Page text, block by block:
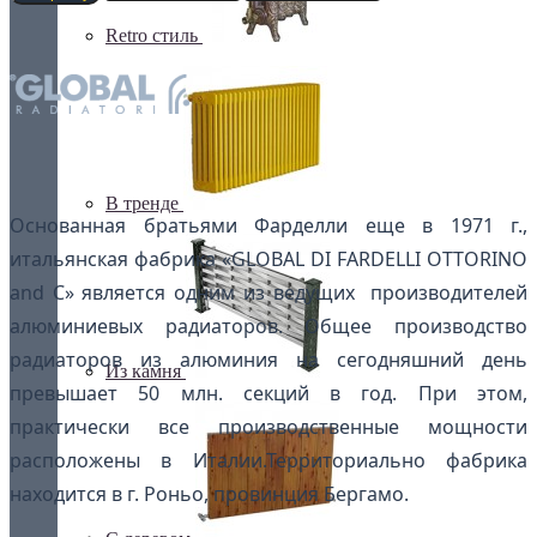
Retro стиль
В тренде
Из камня
Основанная братьями Фарделли еще в 1971 г.,
итальянская фабрика «GLOBAL DI FARDELLI OTTORINO
and C» является одним из ведущих производителей
алюминиевых радиаторов. Общее производство
радиаторов из алюминия на сегодняшний день
превышает 50 млн. секций в год. При этом,
практически все производственные мощности
расположены в Италии.Территориально фабрика
находится в г. Роньо, провинция Бергамо.